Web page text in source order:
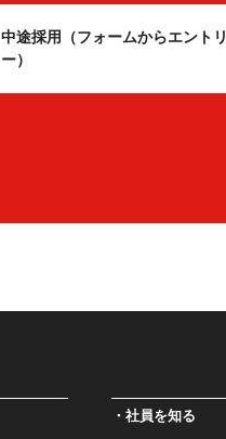
中途採用（フォームからエントリ
ー）
社員を知る